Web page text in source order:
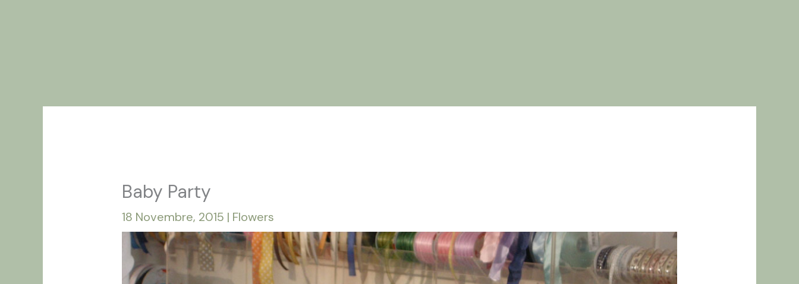
Baby Party
18 Novembre, 2015 | Flowers